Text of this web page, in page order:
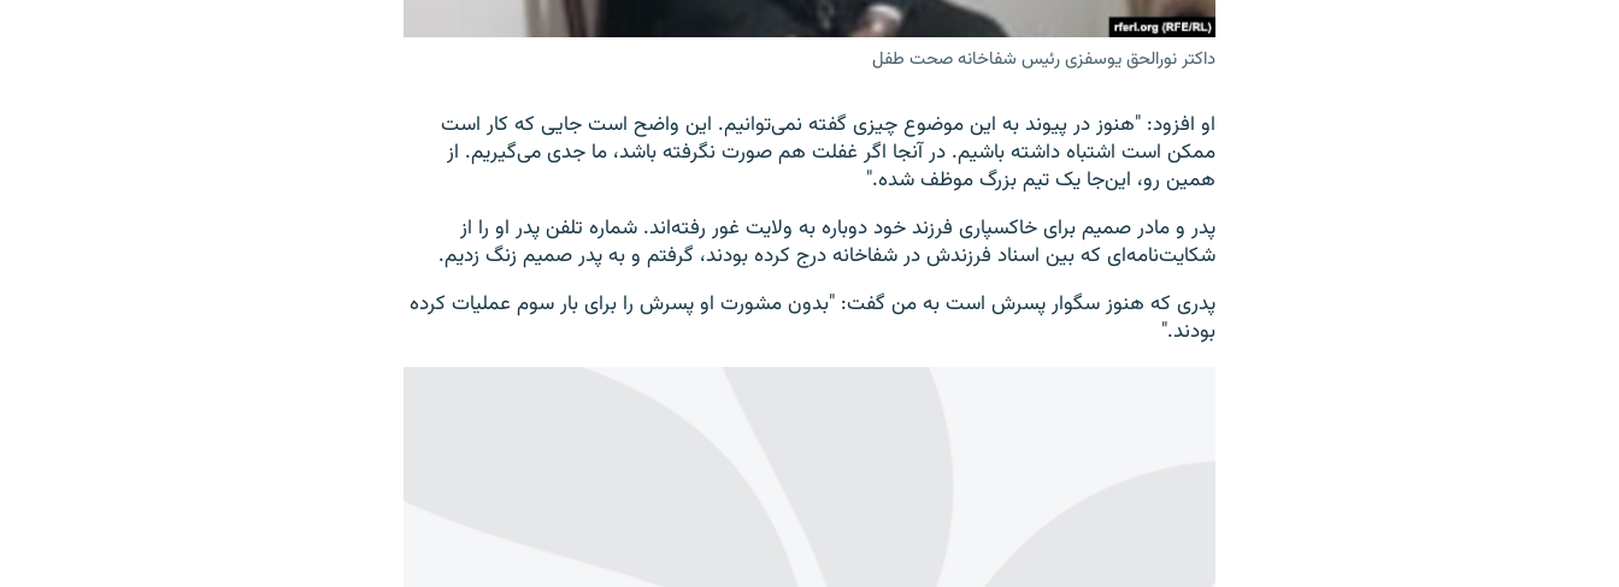
داکتر نورالحق یوسفزی رئیس شفاخانه صحت طفل
او افزود: "هنوز در پیوند به این موضوع چیزی گفته نمی‌توانیم. این واضح است جایی که کار است
ممکن است اشتباه داشته باشیم. در آنجا اگر غفلت هم صورت نگرفته باشد، ما جدی می‌گیریم. از
همین رو، این‌جا یک تیم بزرگ موظف شده."
پدر و مادر صمیم برای خاکسپاری فرزند خود دوباره به ولایت غور رفته‌اند. شماره تلفن پدر او را از
شکایت‌نامه‌ای که بین اسناد فرزندش در شفاخانه درج کرده بودند، گرفتم و به پدر صمیم زنگ زدیم.
پدری که هنوز سگوار پسرش است به من گفت: "بدون مشورت او پسرش را برای بار سوم عملیات کرده
بودند."